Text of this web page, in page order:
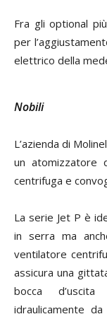
Fra gli optional
per
elettrico della
Nobili
L’azienda di
un atomizzatore
centrifuga e
La serie Jet P è
in serra ma
ventilatore
assicura una
bocca
idraulicamente